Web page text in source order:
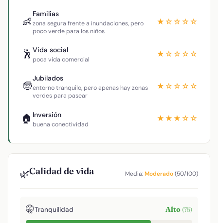
👶
Familias
zona segura frente a inundaciones, pero
poco verde para los niños
★☆☆☆☆
🕺 Vida social
poca vida comercial
★☆☆☆☆
🧓
Jubilados
entorno tranquilo, pero apenas hay zonas
verdes para pasear
★☆☆☆☆
🏠 Inversión
buena conectividad
★★★☆☆
🌿Calidad de vida Media:Moderado(50/100)
🤫Tranquilidad Alto (75)